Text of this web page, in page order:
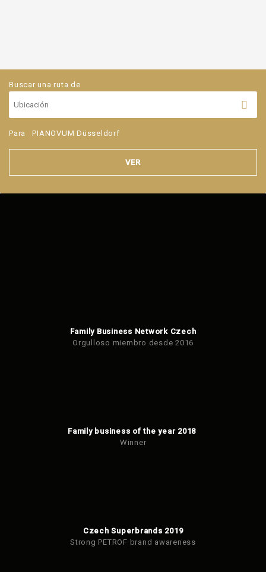
Buscar una ruta de
Para PIANOVUM Düsseldorf
VER
Family Business Network Czech
Orgulloso miembro desde 2016
Family business of the year 2018
Winner
Czech Superbrands 2019
Strong PETROF brand awareness